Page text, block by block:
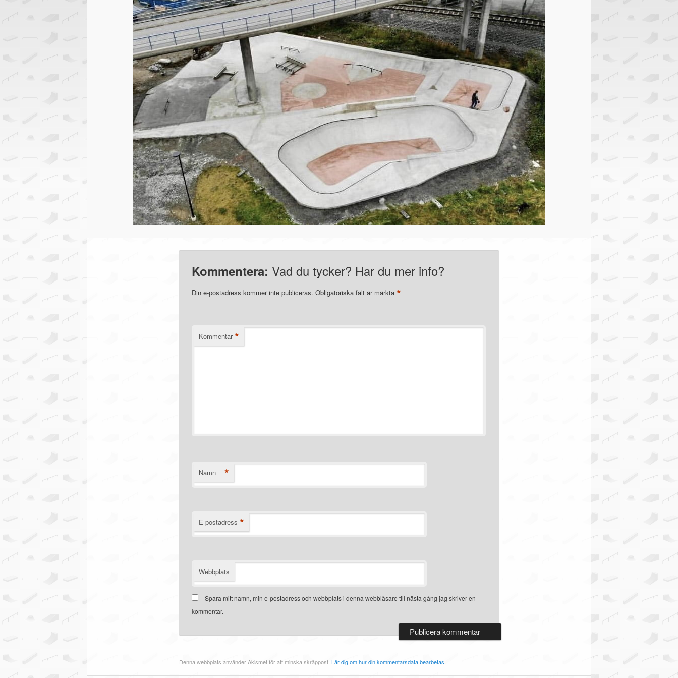
Kommentera: Vad du tycker? Har du mer info?
Din e-postadress kommer inte publiceras. Obligatoriska fält är märkta *
Kommentar *
Namn *
E-postadress *
Webbplats
Spara mitt namn, min e-postadress och webbplats i denna webbläsare till nästa gång jag skriver en
kommentar.
Denna webbplats använder Akismet för att minska skräppost. Lär dig om hur din kommentarsdata bearbetas